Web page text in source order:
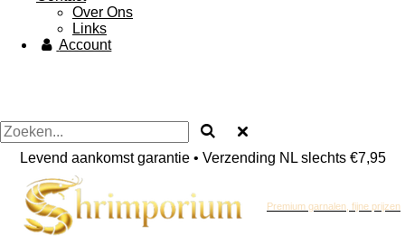
Over Ons
Links
Account
Levend aankomst garantie • Verzending NL slechts €7,95
Premium garnalen, fijne prijzen